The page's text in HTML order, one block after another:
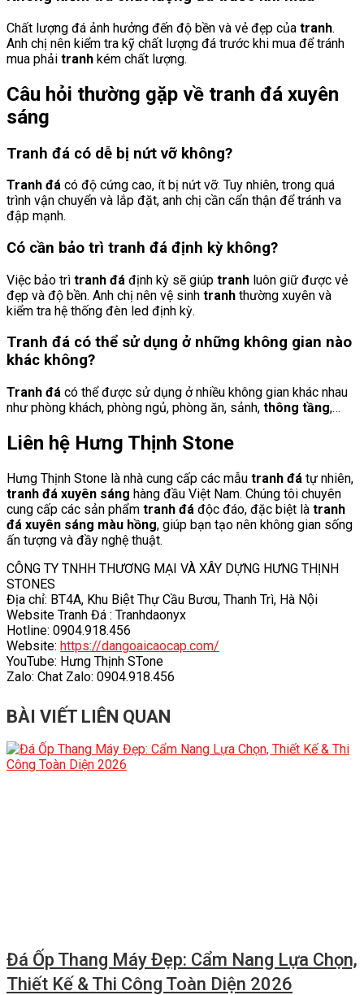
Chất lượng đá ảnh hưởng đến độ bền và vẻ đẹp của tranh.
Anh chị nên kiểm tra kỹ chất lượng đá trước khi mua để tránh
mua phải tranh kém chất lượng.
Câu hỏi thường gặp về tranh đá xuyên
sáng
Tranh đá có dễ bị nứt vỡ không?
Tranh đá có độ cứng cao, ít bị nứt vỡ. Tuy nhiên, trong quá
trình vận chuyển và lắp đặt, anh chị cần cẩn thận để tránh va
đập mạnh.
Có cần bảo trì tranh đá định kỳ không?
Việc bảo trì tranh đá định kỳ sẽ giúp tranh luôn giữ được vẻ
đẹp và độ bền. Anh chị nên vệ sinh tranh thường xuyên và
kiểm tra hệ thống đèn led định kỳ.
Tranh đá có thể sử dụng ở những không gian nào
khác không?
Tranh đá có thể được sử dụng ở nhiều không gian khác nhau
như phòng khách, phòng ngủ, phòng ăn, sảnh, thông tầng,…
Liên hệ Hưng Thịnh Stone
Hưng Thịnh Stone là nhà cung cấp các mẫu tranh đá tự nhiên,
tranh đá xuyên sáng hàng đầu Việt Nam. Chúng tôi chuyên
cung cấp các sản phẩm tranh đá độc đáo, đặc biệt là tranh
đá xuyên sáng màu hồng, giúp bạn tạo nên không gian sống
ấn tượng và đầy nghệ thuật.
CÔNG TY TNHH THƯƠNG MẠI VÀ XÂY DỰNG HƯNG THỊNH
STONES
Địa chỉ: BT4A, Khu Biệt Thự Cầu Bươu, Thanh Trì, Hà Nội
Website Tranh Đá : Tranhdaonyx
Hotline: 0904.918.456
Website: https://dangoaicaocap.com/
YouTube: Hưng Thịnh STone
Zalo: Chat Zalo: 0904.918.456
BÀI VIẾT LIÊN QUAN
Đá Ốp Thang Máy Đẹp: Cẩm Nang Lựa Chọn,
Thiết Kế & Thi Công Toàn Diện 2026